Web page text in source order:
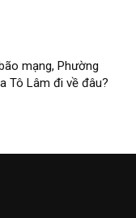
mạng, Phường
Tô Lâm đi về đâu?